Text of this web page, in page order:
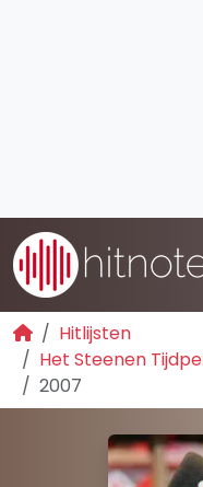
Hitlijsten
Het Steenen
2007